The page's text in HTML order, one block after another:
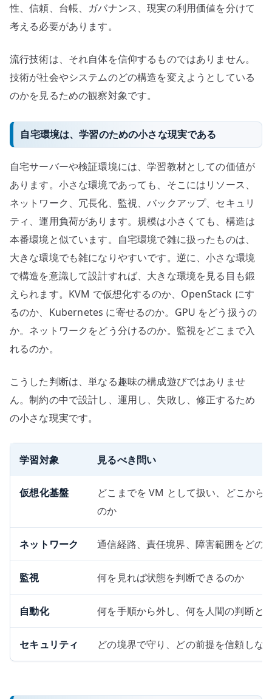
性、信頼、台帳、ガバナンス、現実の利用価値を分けて
考える必要があります。
流行技術は、それ自体を信仰するものではありません。
技術が社会やシステムのどの構造を変えようとしている
のかを見るための観察対象です。
自宅環境は、学習のための小さな現実である
自宅サーバーや検証環境には、学習教材としての価値が
あります。小さな環境であっても、そこにはリソース、
ネットワーク、冗長化、監視、バックアップ、セキュリ
ティ、運用負荷があります。規模は小さくても、構造は
本番環境と似ています。自宅環境で雑に扱ったものは、
大きな環境でも雑になりやすいです。逆に、小さな環境
で構造を意識して設計すれば、大きな環境を見る目も鍛
えられます。KVM で仮想化するのか、OpenStack にす
るのか、Kubernetes に寄せるのか。GPU をどう扱うの
か。ネットワークをどう分けるのか。監視をどこまで入
れるのか。
こうした判断は、単なる趣味の構成遊びではありませ
ん。制約の中で設計し、運用し、失敗し、修正するため
の小さな現実です。
学習対象 見るべき問い
仮想化基盤
どこまでを VM として扱い、どこから
のか
ネットワーク 通信経路、責任境界、障害範囲をどの
監視 何を見れば状態を判断できるのか
自動化 何を手順から外し、何を人間の判断と
セキュリティ どの境界で守り、どの前提を信頼しな